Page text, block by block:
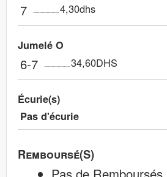
7 4,30dhs
Jumelé O
6-7 34,60DHS
Écurie(s)
Pas d'écurie
Remboursé(s)